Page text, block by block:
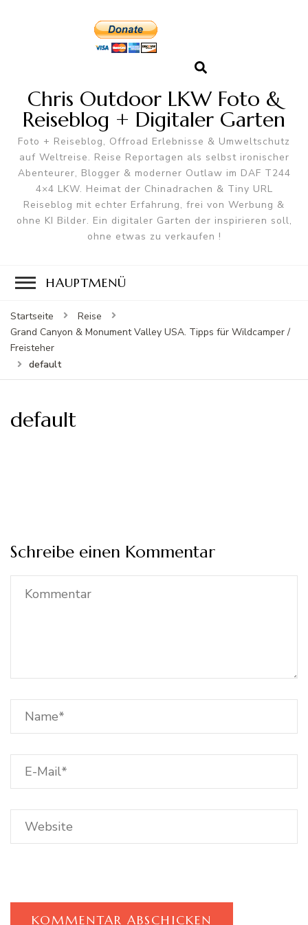
Chris Outdoor LKW Foto &
Reiseblog + Digitaler Garten
Foto + Reiseblog, Offroad Erlebnisse & Umweltschutz
auf Weltreise. Reise Reportagen als selbst ironischer
Abenteurer, Blogger & moderner Outlaw im DAF T244
4×4 LKW. Heimat der Chinadrachen & Tiny URL
Reiseblog mit echter Erfahrung, frei von Werbung &
ohne KI Bilder. Ein digitaler Garten der inspirieren soll,
ohne etwas zu verkaufen !
HAUPTMENÜ
Startseite
Reise
Grand Canyon & Monument Valley USA. Tipps für Wildcamper /
Freisteher
default
default
Schreibe einen Kommentar